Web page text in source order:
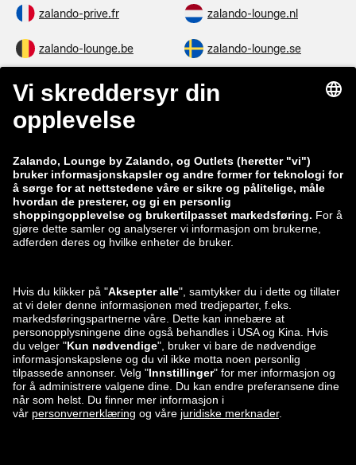
zalando-prive.fr zalando-lounge.nl
zalando-lounge.be zalando-lounge.se
zalando-lounge.fi
zalando-lounge.co.uk
zalando-prive.es zalando-lounge.cz
zalando-lounge.lt zalando-lounge.sk
zalando-lounge.ro zalando-lounge.hr
zalando-lounge.lu zalando-lounge.ee
zalando-lounge.lv zalando-lounge.no
Du finner oss
også på